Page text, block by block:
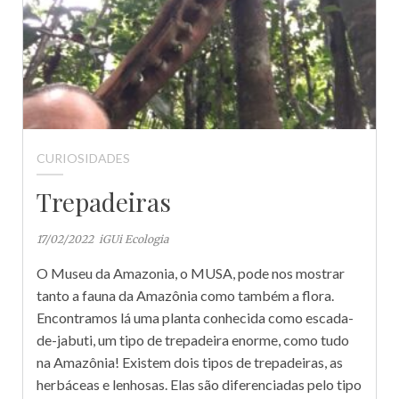
CURIOSIDADES
Trepadeiras
17/02/2022 iGUi Ecologia
O Museu da Amazonia, o MUSA, pode nos mostrar
tanto a fauna da Amazônia como também a flora.
Encontramos lá uma planta conhecida como escada-
de-jabuti, um tipo de trepadeira enorme, como tudo
na Amazônia! Existem dois tipos de trepadeiras, as
herbáceas e lenhosas. Elas são diferenciadas pelo tipo